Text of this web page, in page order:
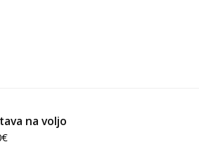
na voljo